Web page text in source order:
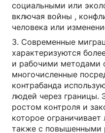
социальными или
включая войны ,
человека или
3. Современные
характеризуются
и рабочими методами
многочисленные
контрабанда
людей через границы.
ростом контроля и
которое
также с повышенными